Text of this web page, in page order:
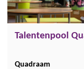
Talentenpool
Quadraam